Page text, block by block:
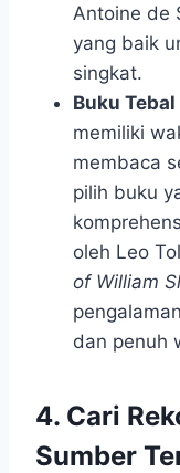
Antoine de
yang baik
singkat.
Buku
memiliki
membaca
pilih buku
oleh Leo
of William
dan penuh
4. Cari
Sumber